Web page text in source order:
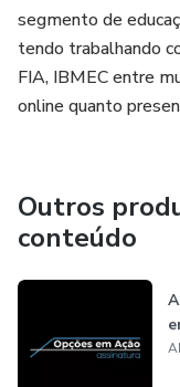
segmento de
tendo trabalhando
FIA, IBMEC entre
online quanto
Outros
conteúdo